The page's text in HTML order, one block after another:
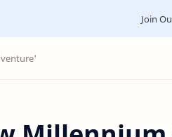
Join